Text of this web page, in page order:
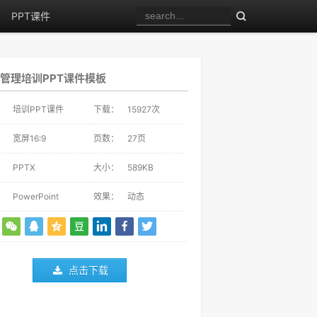
PPT课件
理培训PPT课件模板
培训PPT课件 下载： 15927次
宽屏16:9 页数： 27页
PPTX 大小： 589KB
PowerPoint 效果： 动态
点击下载